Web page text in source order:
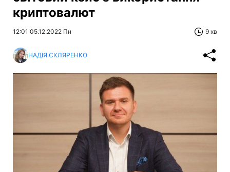
криптовалют
12:01 05.12.2022 Пн 9 хв
НАДІЯ СКЛЯРЕНКО